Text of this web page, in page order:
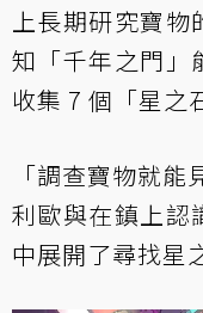
上長期研究寶
知「千年之門」
收集 7 個「星之
「調查寶物就
利歐與在鎮上認
中展開了尋找星